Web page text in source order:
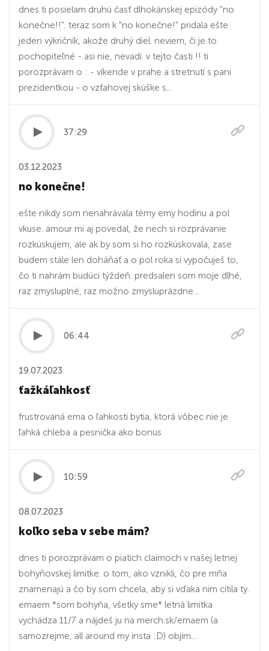
dnes ti posielam druhú časť dlhokánskej epizódy "no
konečne!!". teraz som k "no konečne!" pridala ešte
jeden výkričník, akože druhý diel. neviem, či je to
pochopiteľné - asi nie, nevadí. v tejto časti !! ti
porozprávam o : - víkende v prahe a stretnutí s pani
prezidentkou - o vzťahovej skúške s...
37:29
03.12.2023
no konečne!
ešte nikdy som nenahrávala témy emy hodinu a pol
vkuse. amour mi aj povedal, že nech si rozprávanie
rozkúskujem, ale ak by som si ho rozkúskovala, zase
budem stále len doháňať a o pol roka si vypočuješ to,
čo ti nahrám budúci týždeň. predsalen som moje dlhé,
raz zmysluplné, raz možno zmysluprázdne...
06:44
19.07.2023
ťažkáľahkosť
frustrovaná ema o ľahkosti bytia, ktorá vôbec nie je
ľahká chleba a pesnička ako bonus
10:59
08.07.2023
koľko seba v sebe mám?
dnes ti porozprávam o piatich claimoch v našej letnej
bohyňovskej limitke. o tom, ako vznikli, čo pre mňa
znamenajú a čo by som chcela, aby si vďaka nim cítila ty.
emaem *som bohyňa, všetky sme* letná limitka
vychádza 11/7 a nájdeš ju na merch.sk/emaem (a
samozrejme, all around my insta :D) objím...